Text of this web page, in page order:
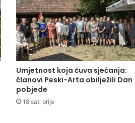
Umjetnost koja čuva sjećanja:
članovi Peski-Arta obilježili Dan
pobjede
18 sati prije